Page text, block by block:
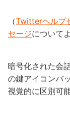
（Twitterヘルプ
セージについて
暗号化された会
の鍵アイコンバ
視覚的に区別可能